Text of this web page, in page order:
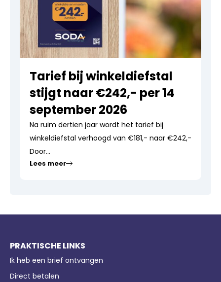
Tarief bij winkeldiefstal
stijgt naar €242,- per 14
september 2026
Na ruim dertien jaar wordt het tarief bij
winkeldiefstal verhoogd van €181,- naar €242,-
Door...
Lees meer
PRAKTISCHE LINKS
Ik heb een brief ontvangen
Direct betalen